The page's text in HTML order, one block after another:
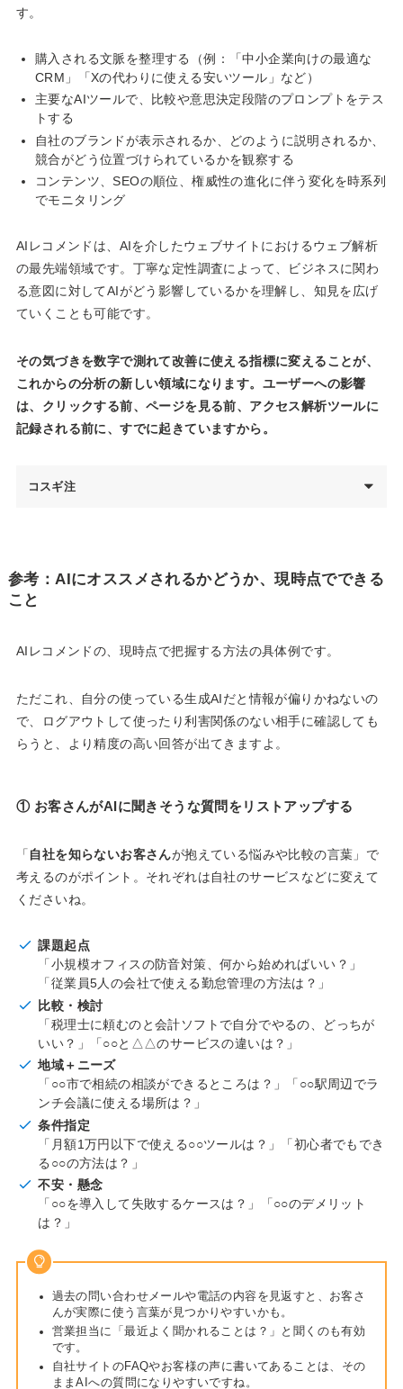
す。
購入される文脈を整理する（例：「中小企業向けの最適な
CRM」「Xの代わりに使える安いツール」など）
主要なAIツールで、比較や意思決定段階のプロンプトをテス
トする
自社のブランドが表示されるか、どのように説明されるか、
競合がどう位置づけられているかを観察する
コンテンツ、SEOの順位、権威性の進化に伴う変化を時系列
でモニタリング
AIレコメンドは、AIを介したウェブサイトにおけるウェブ解析
の最先端領域です。丁寧な定性調査によって、ビジネスに関わ
る意図に対してAIがどう影響しているかを理解し、知見を広げ
ていくことも可能です。
その気づきを数字で測れて改善に使える指標に変えることが、
これからの分析の新しい領域になります。ユーザーへの影響
は、クリックする前、ページを見る前、アクセス解析ツールに
記録される前に、すでに起きていますから。
コスギ注
参考：AIにオススメされるかどうか、現時点でできる
こと
AIレコメンドの、現時点で把握する方法の具体例です。
ただこれ、自分の使っている生成AIだと情報が偏りかねないの
で、ログアウトして使ったり利害関係のない相手に確認しても
らうと、より精度の高い回答が出てきますよ。
① お客さんがAIに聞きそうな質問をリストアップする
「 自社を知らないお客さんが抱えている悩みや比較の言葉」で
考えるのがポイント。それぞれは自社のサービスなどに変えて
くださいね。
課題起点
「小規模オフィスの防音対策、何から始めればいい？」
「従業員5人の会社で使える勤怠管理の方法は？」
比較・検討
「税理士に頼むのと会計ソフトで自分でやるの、どっちが
いい？」「○○と△△のサービスの違いは？」
地域＋ニーズ
「○○市で相続の相談ができるところは？」「○○駅周辺でラ
ンチ会議に使える場所は？」
条件指定
「月額1万円以下で使える○○ツールは？」「初心者でもでき
る○○の方法は？」
不安・懸念
「○○を導入して失敗するケースは？」「○○のデメリット
は？」
過去の問い合わせメールや電話の内容を見返すと、お客さ
んが実際に使う言葉が見つかりやすいかも。
営業担当に「最近よく聞かれることは？」と聞くのも有効
です。
自社サイトのFAQやお客様の声に書いてあることは、その
ままAIへの質問になりやすいですね。